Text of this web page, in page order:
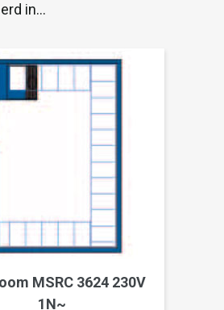
in…
MSRC 3624 230V
1N~